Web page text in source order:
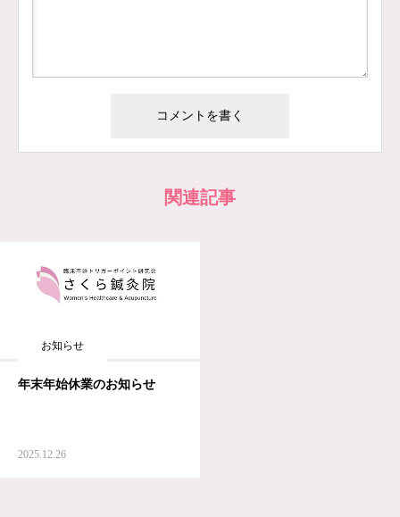
関連記事
お知らせ
年末年始休業のお知らせ
2025.12.26